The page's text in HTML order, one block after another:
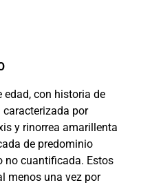
edad, con historia de
por
y rinorrea amarillenta
de predominio
no cuantificada. Estos
menos una vez por